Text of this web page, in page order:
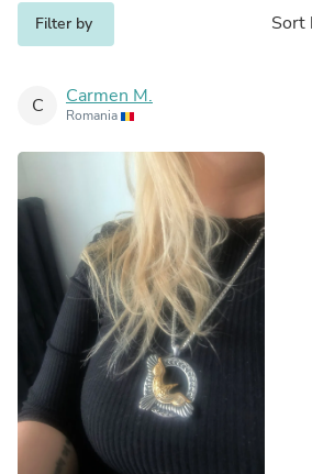
Filter by Sort
C Carmen M.
Romania